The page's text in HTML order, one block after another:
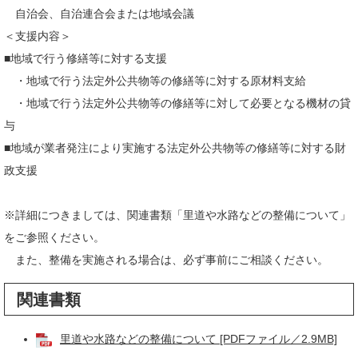
自治会、自治連合会または地域会議
＜支援内容＞
■地域で行う修繕等に対する支援
・地域で行う法定外公共物等の修繕等に対する原材料支給
・地域で行う法定外公共物等の修繕等に対して必要となる機材の貸
与
■地域が業者発注により実施する法定外公共物等の修繕等に対する財
政支援
※詳細につきましては、関連書類「里道や水路などの整備について」
をご参照ください。
また、整備を実施される場合は、必ず事前にご相談ください。
関連書類
里道や水路などの整備について [PDFファイル／2.9MB]